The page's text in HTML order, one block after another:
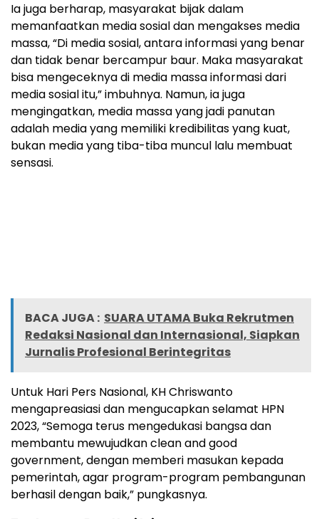
Ia juga berharap, masyarakat bijak dalam
memanfaatkan media sosial dan mengakses media
massa, “Di media sosial, antara informasi yang benar
dan tidak benar bercampur baur. Maka masyarakat
bisa mengeceknya di media massa informasi dari
media sosial itu,” imbuhnya. Namun, ia juga
mengingatkan, media massa yang jadi panutan
adalah media yang memiliki kredibilitas yang kuat,
bukan media yang tiba-tiba muncul lalu membuat
sensasi.
BACA JUGA : SUARA UTAMA Buka Rekrutmen
Redaksi Nasional dan Internasional, Siapkan
Jurnalis Profesional Berintegritas
Untuk Hari Pers Nasional, KH Chriswanto
mengapreasiasi dan mengucapkan selamat HPN
2023, “Semoga terus mengedukasi bangsa dan
membantu mewujudkan clean and good
government, dengan memberi masukan kepada
pemerintah, agar program-program pembangunan
berhasil dengan baik,” pungkasnya.